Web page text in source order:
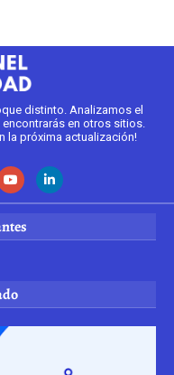
distinto. Analizamos el
en otros sitios.
la próxima actualización!